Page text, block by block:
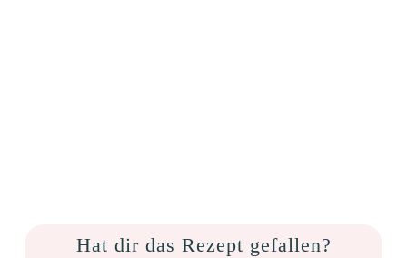
Hat dir das Rezept gefallen?